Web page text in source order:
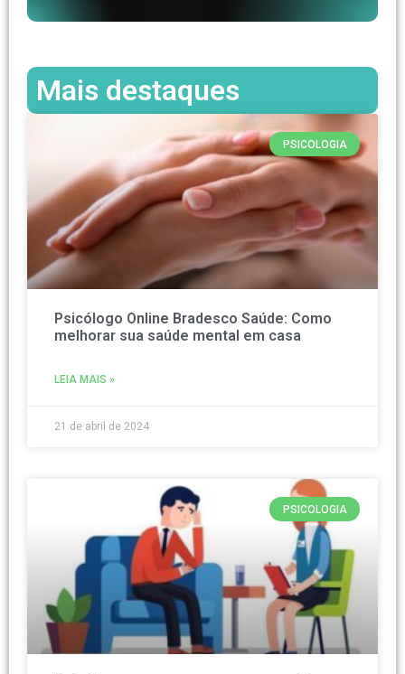
Mais destaques
PSICOLOGIA
Psicólogo Online Bradesco Saúde: Como
melhorar sua saúde mental em casa
LEIA MAIS »
21 de abril de 2024
PSICOLOGIA